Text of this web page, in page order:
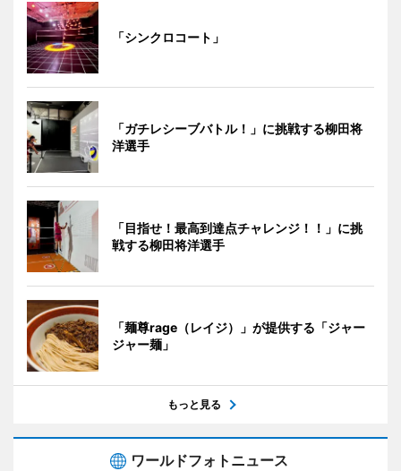
「シンクロコート」
「ガチレシーブバトル！」に挑戦する柳田将
洋選手
「目指せ！最高到達点チャレンジ！！」に挑
戦する柳田将洋選手
「麺尊rage（レイジ）」が提供する「ジャー
ジャー麺」
もっと見る
ワールドフォトニュース